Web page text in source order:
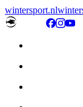
wintersport.nl